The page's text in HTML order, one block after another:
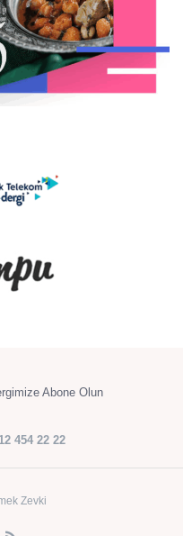
Abone Olun
454 22 22
Zevki